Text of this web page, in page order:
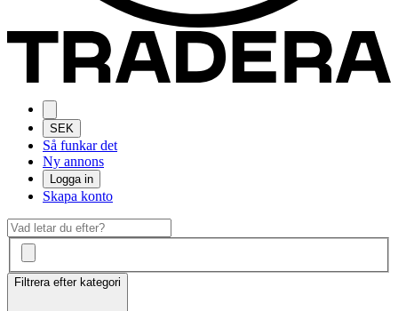
SEK
Så funkar det
Ny annons
Logga in
Skapa konto
Filtrera efter kategori